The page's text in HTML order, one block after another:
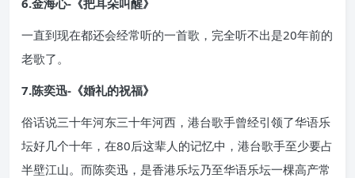
一直到现在都还会经常听的一首歌，完全听不出是20年前的
老歌了。
7.陈奕迅-《婚礼的祝福》
俗话说三十年河东三十年河西，港台歌手曾经引领了华语乐
坛好几个十年，在80后这辈人的记忆中，港台歌手至少要占
半壁江山。而陈奕迅，是香港乐坛乃至华语乐坛一棵高产常